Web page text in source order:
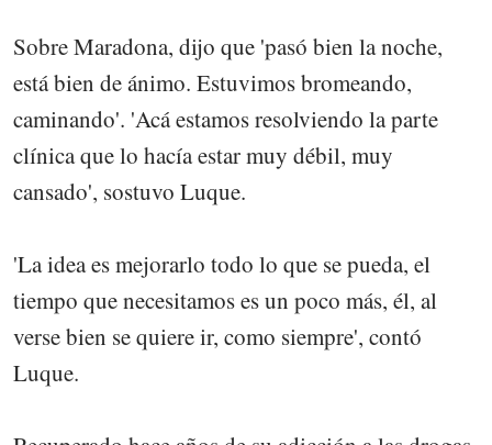
Sobre Maradona, dijo que 'pasó bien la noche,
está bien de ánimo. Estuvimos bromeando,
caminando'. 'Acá estamos resolviendo la parte
clínica que lo hacía estar muy débil, muy
cansado', sostuvo Luque.
'La idea es mejorarlo todo lo que se pueda, el
tiempo que necesitamos es un poco más, él, al
verse bien se quiere ir, como siempre', contó
Luque.